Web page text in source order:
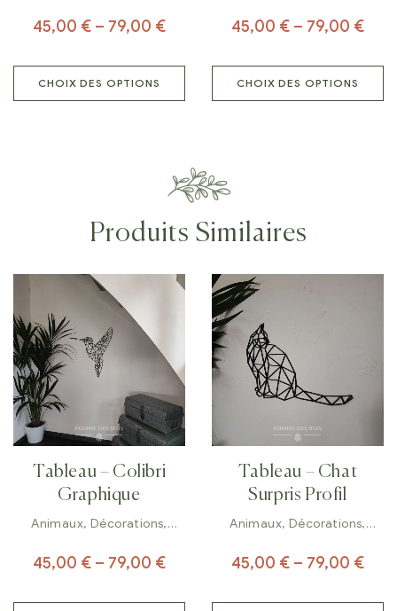
45,00 € – 79,00 €
CHOIX DES OPTIONS
45,00 € – 79,00 €
CHOIX DES OPTIONS
Produits Similaires
Tableau – Colibri
Graphique
Animaux, Décorations,
45,00 € – 79,00 €
Tableau – Chat
Surpris Profil
Animaux, Décorations,
45,00 € – 79,00 €